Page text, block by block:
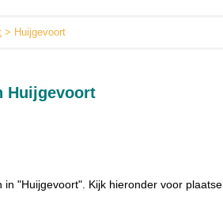
> Huijgevoort
Huijgevoort
"Huijgevoort". Kijk hieronder voor